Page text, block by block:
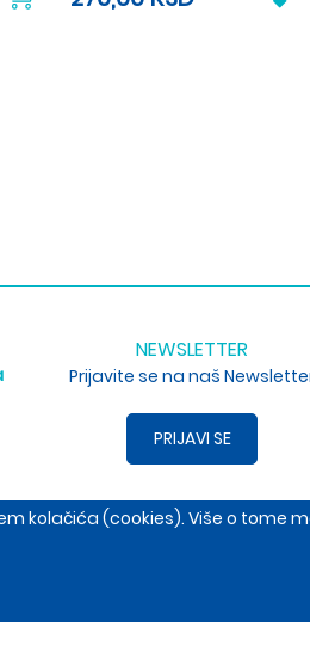
kolačića (cookies). Više o tome
NEWSLETTER
Prijavite se na naš
PRIJAVI SE